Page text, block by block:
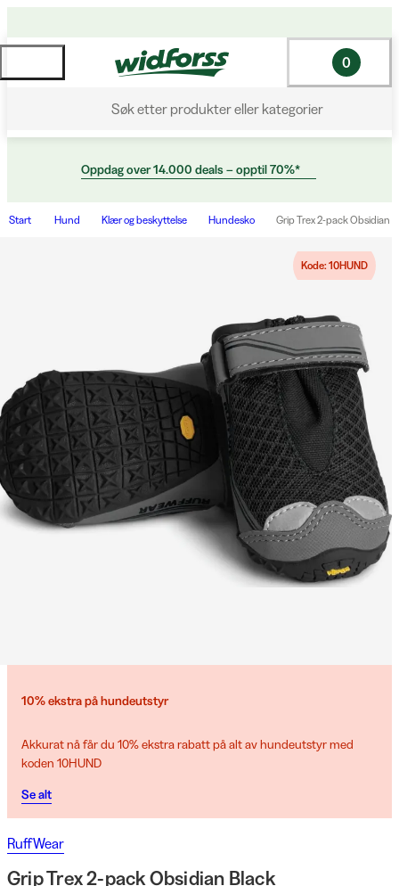
Søk etter produkter eller kategorier
0
Oppdag over 14.000 deals – opptil 70%*
Start Hund Klær og beskyttelse Hundesko Grip Trex 2-pack Obsidian
Kode: 10HUND
10% ekstra på hundeutstyr
Akkurat nå får du 10% ekstra rabatt på alt av hundeutstyr med
koden 10HUND
Se alt
RuffWear
Grip Trex 2-pack Obsidian Black